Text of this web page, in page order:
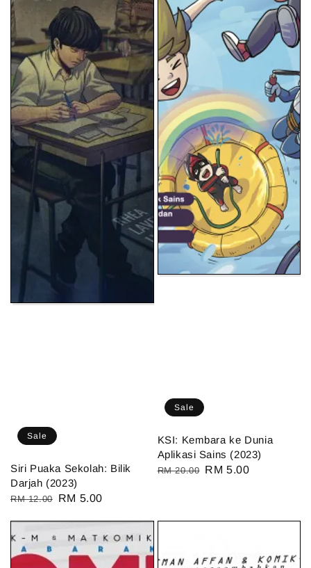
Sale
Siri Puaka Sekolah: Bilik
Darjah (2023)
Regular
RM 12.00
Sale
RM 5.00
Sale
KSI: Kembara ke Dunia
Aplikasi Sains (2023)
Regular
RM 20.00 Sale
RM 5.00